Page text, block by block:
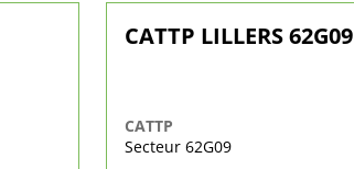
CATTP LILLERS 62G09
CATTP
Secteur 62G09